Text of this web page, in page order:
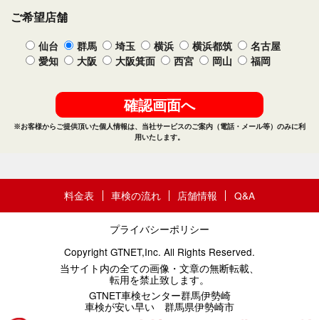
料金表 車検の流れ 店舗情報 Q&A
プライバシーポリシー
Copyright GTNET,Inc. All Rights Reserved.
当サイト内の全ての画像・文章の無断転載、
転用を禁止致します。
GTNET車検センター群馬伊勢崎
車検が安い早い 群馬県伊勢崎市